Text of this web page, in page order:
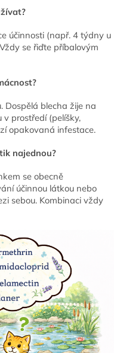
účinnosti (např. 4 týdny u
se řiďte příbalovým
Dospělá blecha žije na
v prostředí (pelíšky,
opakovaná infestace.
najednou?
se obecně
účinnou látkou nebo
sebou. Kombinaci vždy